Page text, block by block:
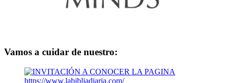
Vamos a cuidar de nuestro: